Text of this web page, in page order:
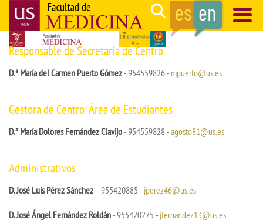
main
content
Search
Navegación
principal
Responsable de Secretaría de Centro
D.ª María del Carmen Puerto Gómez- 954559826 - mpuerto@us.es
Gestora de Centro: Área de Estudiantes
D.ª María Dolores Fernández Clavijo- 954559828 -agosto81@us.es
Administrativos
D. José Luis Pérez Sánchez- 955420885 - jperez46@us.es
D. José Ángel Fernández Roldán- 955420275 - jfernandez13@us.es